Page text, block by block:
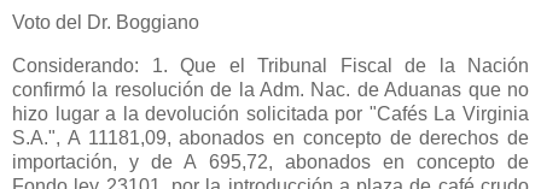
Voto del Dr. Boggiano
Considerando: 1. Que el Tribunal Fiscal de
la Nación
confirmó la resolución de la Adm. Nac. de Aduanas que no
hizo lugar a la devolución solicitada por "Cafés La Virginia
S.A.", A 11181,09, abonados en concepto de derechos de
importación, y de A 695,72, abonados en concepto de